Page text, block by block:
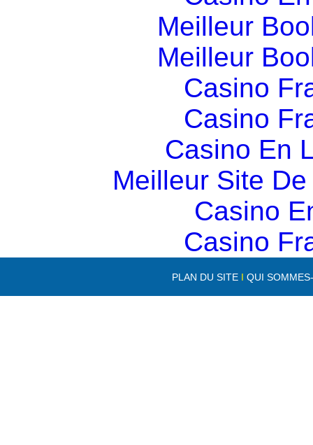
Meilleur
Meilleur
Casino
Casino
Casino En
Meilleur Site
Casino
Casino
PLAN DU SITE IQUI